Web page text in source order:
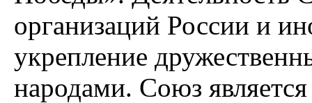
организаций России и
укрепление
народами. Союз